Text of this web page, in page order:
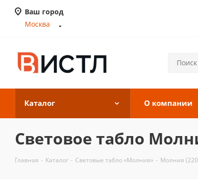
Ваш город
Москва
Каталог О компании
Световое табло
Главная - Каталог - Световые табло «Молния» - Молния